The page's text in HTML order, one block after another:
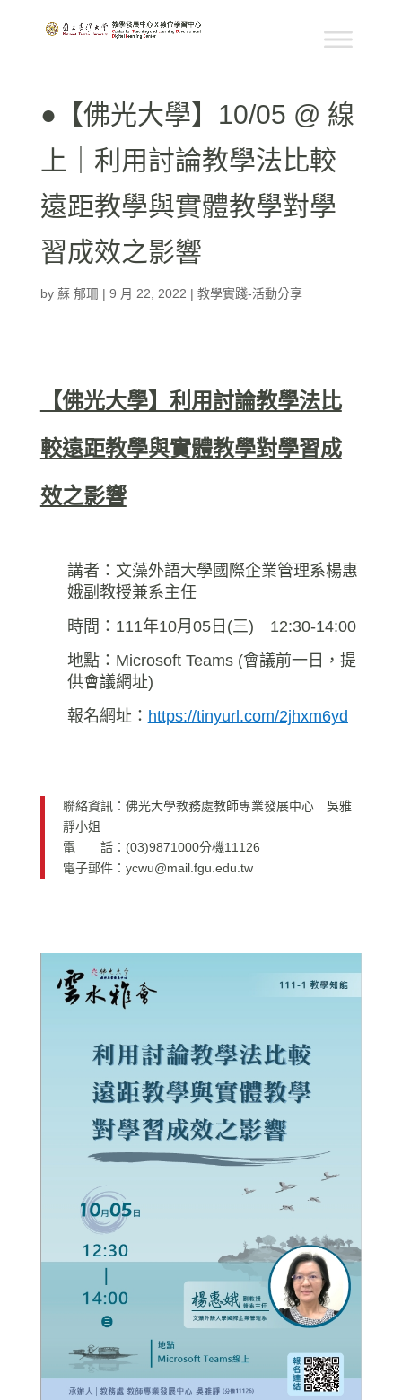
●【佛光大學】10/05 @ 線
上｜利用討論教學法比較
遠距教學與實體教學對學
習成效之影響
by 蘇 郁珊| 9 月 22, 2022 | 教學實踐-活動分享
【佛光大學】利用討論教學法比
較遠距教學與實體教學對學習成
效之影響
講者： 文藻外語大學國際企業管理系楊惠
娥副教授兼系主任
時間：111年10月05日(三) 12:30-14:00
地點：Microsoft Teams (會議前一日，提
供會議網址)
報名網址： https://tinyurl.com/2jhxm6yd
聯絡資訊： 佛光大學教務處教師專業發展中心 吳雅
靜小姐
電 話： (03)9871000分機11126
電子郵件：ycwu@mail.fgu.edu.tw